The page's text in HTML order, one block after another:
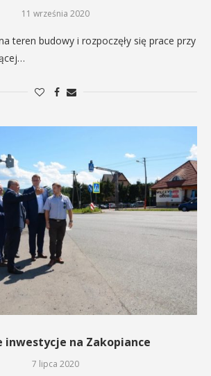
11 września 2020
teren budowy i rozpoczęły się prace przy
inwestycje na Zakopiance
7 lipca 2020